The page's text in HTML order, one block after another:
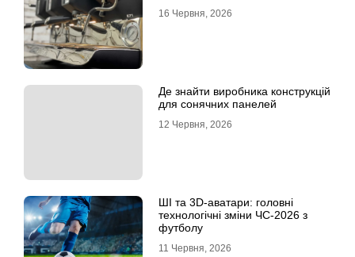
16 Червня, 2026
Де знайти виробника конструкцій
для сонячних панелей
12 Червня, 2026
ШІ та 3D-аватари: головні
технологічні зміни ЧС-2026 з
футболу
11 Червня, 2026